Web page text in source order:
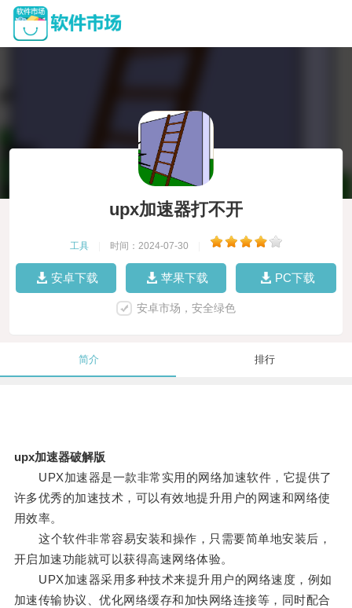
upx加速器打不开
工具 时间：2024-07-30
安卓下载 苹果下载 PC下载
安卓市场，安全绿色
简介 排行
upx加速器破解版
UPX加速器是一款非常实用的网络加速软件，它提供了
许多优秀的加速技术，可以有效地提升用户的网速和网络使
用效率。
这个软件非常容易安装和操作，只需要简单地安装后，
开启加速功能就可以获得高速网络体验。
UPX加速器采用多种技术来提升用户的网络速度，例如
加速传输协议、优化网络缓存和加快网络连接等，同时配合